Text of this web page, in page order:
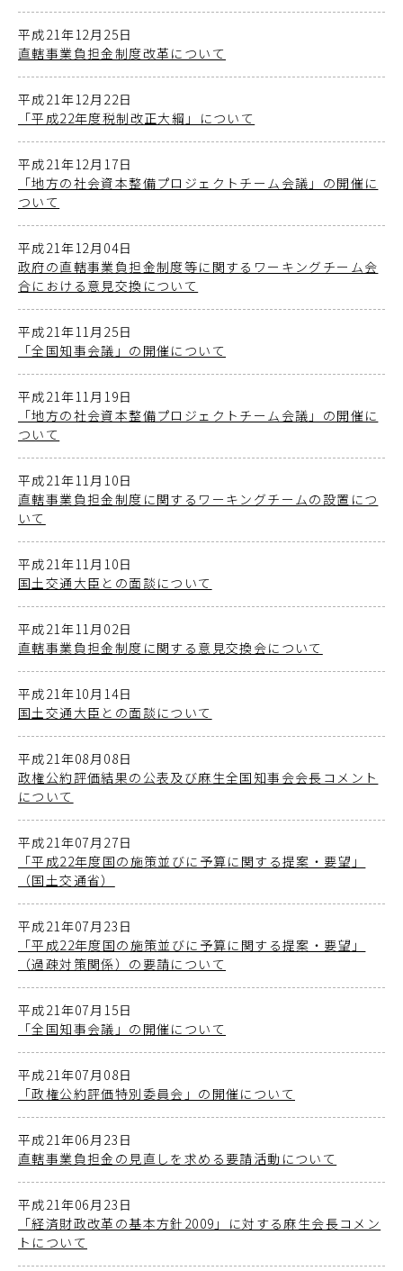
平成21年12月25日
直轄事業負担金制度改革について
平成21年12月22日
「平成22年度税制改正大綱」について
平成21年12月17日
「地方の社会資本整備プロジェクトチーム会議」の開催に
ついて
平成21年12月04日
政府の直轄事業負担金制度等に関するワーキングチーム会
合における意見交換について
平成21年11月25日
「全国知事会議」の開催について
平成21年11月19日
「地方の社会資本整備プロジェクトチーム会議」の開催に
ついて
平成21年11月10日
直轄事業負担金制度に関するワーキングチームの設置につ
いて
平成21年11月10日
国土交通大臣との面談について
平成21年11月02日
直轄事業負担金制度に関する意見交換会について
平成21年10月14日
国土交通大臣との面談について
平成21年08月08日
政権公約評価結果の公表及び麻生全国知事会会長コメント
について
平成21年07月27日
「平成22年度国の施策並びに予算に関する提案・要望」
（国土交通省）
平成21年07月23日
「平成22年度国の施策並びに予算に関する提案・要望」
（過疎対策関係）の要請について
平成21年07月15日
「全国知事会議」の開催について
平成21年07月08日
「政権公約評価特別委員会」の開催について
平成21年06月23日
直轄事業負担金の見直しを求める要請活動について
平成21年06月23日
「経済財政改革の基本方針2009」に対する麻生会長コメン
トについて